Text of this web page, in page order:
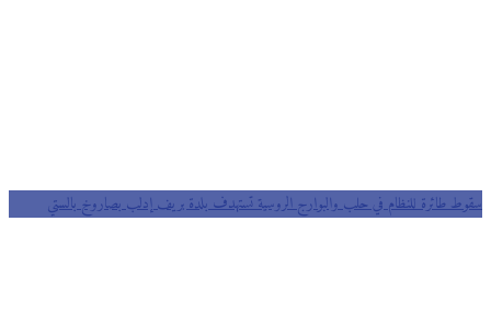
سقوط طائرة للنظام في حلب والبوارج الروسية تستهدف بلدة بريف إدلب بصاروخ بالستي